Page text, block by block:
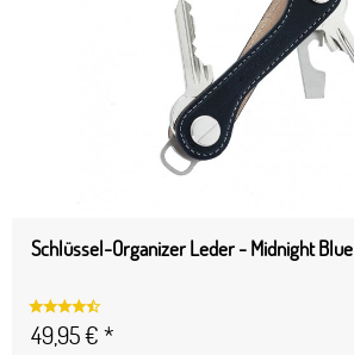
Schlüssel-Organizer Leder - Midnight Blue
49,95 € *